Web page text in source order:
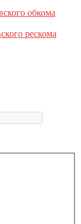
обкома
рескома